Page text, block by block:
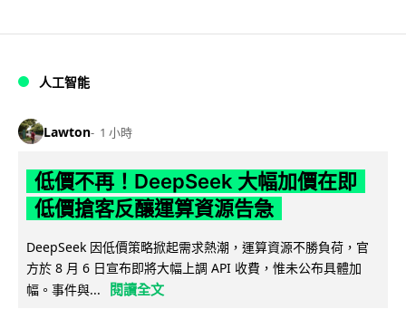
人工智能
Lawton 1 小時
低價不再！DeepSeek 大幅加價在即
低價搶客反釀運算資源告急
DeepSeek 因低價策略掀起需求熱潮，運算資源不勝負荷，官
方於 8 月 6 日宣布即將大幅上調 API 收費，惟未公布具體加
幅。事件與...
閱讀全文